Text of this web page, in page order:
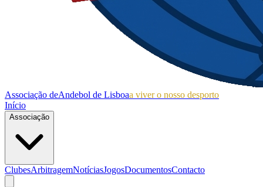
Associação deAndebol de Lisboaa viver o nosso desporto
Início
Associação
ClubesArbitragemNotíciasJogosDocumentosContacto